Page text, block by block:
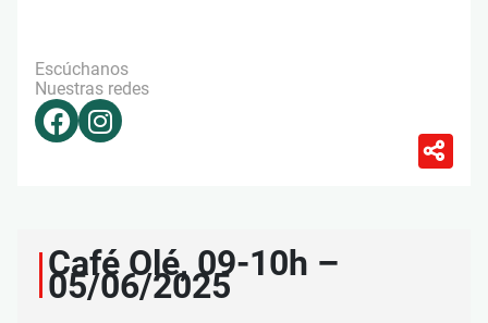
Escúchanos
Nuestras redes
Café Olé, 09-10h –
05/06/2025